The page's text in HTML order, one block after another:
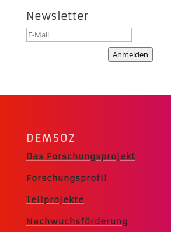
Newsletter
Anmelden
DEMSOZ
Das Forschungsprojekt
Forschungsprofil
Teilprojekte
Nachwuchsförderung